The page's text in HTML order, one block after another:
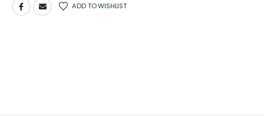
ADD TO WISHLIST